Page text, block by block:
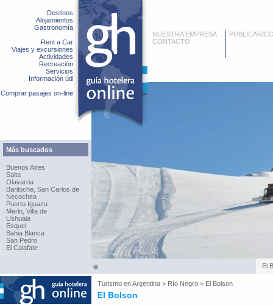
Destinos
Alojamientos
Gastronomía
Rent a Car
Viajes y excursiones
Actividades
Recreación
Servicios
Información útil
Comprar pasajes on-line
Más buscados
Buenos Aires
Salta
Olavarria
Bariloche, San Carlos de
Necochea
Puerto Iguazu
Merlo, Villa de
Ushuaia
Esquel
Bahia Blanca
San Pedro
El Calafate
NUESTRA EMPRESA
CONTACTO
PUBLICAR/
El
Turismo enArgentina > Río Negro > El Bolson
El Bolson